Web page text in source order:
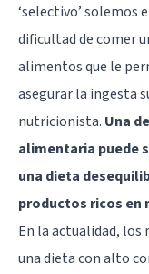
‘selectivo’ solemos
dificultad de comer
alimentos que le
asegurar la ingesta
nutricionista. Una
alimentaria puede
una dieta
productos ricos
En la actualidad,
una dieta con alto